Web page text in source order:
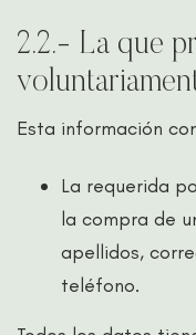
2.2.- La que
Esta información
La requerida
la compra de
apellidos,
teléfono.